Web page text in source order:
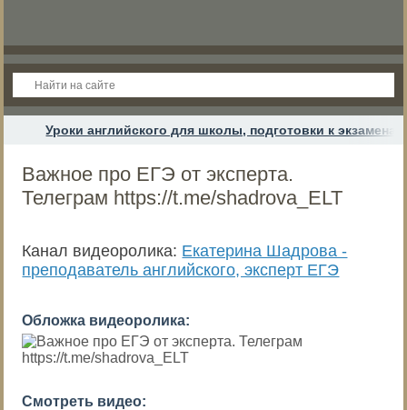
Уроки английского для школы, подготовки к
Важное про ЕГЭ от эксперта.
Телеграм https://t.me/shadrova_ELT
Канал видеоролика: Екатерина Шадрова -
преподаватель английского, эксперт ЕГЭ
Обложка видеоролика:
Смотреть видео: